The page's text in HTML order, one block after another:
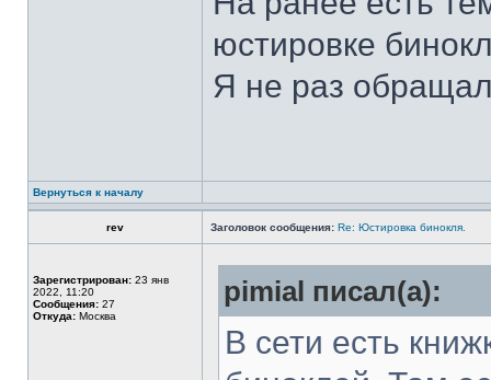
юстировке
Я не раз
Вернуться к началу
rev Заголовок сообщения: Re: Юстировка бинокля.
Зарегистрирован: 23 янв
2022, 11:20
Сообщения: 27
Откуда: Москва
pimial писал(а):
В сети есть